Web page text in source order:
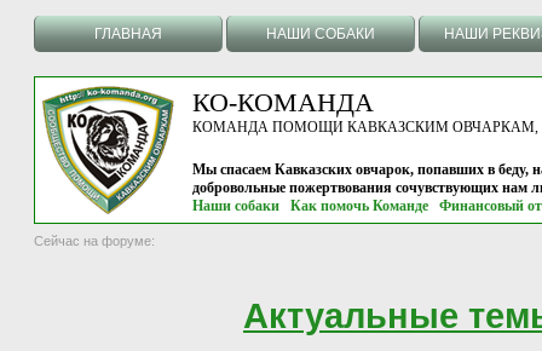
ГЛАВНАЯ НАШИ СОБАКИ НАШИ
КО-КОМАНДА
КОМАНДА ПОМОЩИ КАВКАЗСКИМ ОВЧАРКАМ, г.
Мы спасаем Кавказских овчарок, попавших в беду,
добровольные пожертвования сочувствующих нам
Наши собаки
Как помочь Команде Финансовый
Сейчас на форуме:
Актуальные